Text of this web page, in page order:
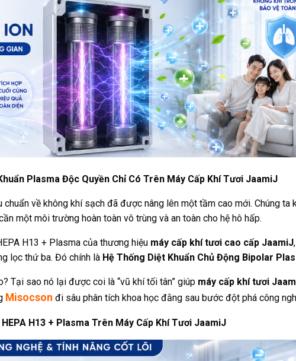
Plasma Độc Quyền Chỉ Có Trên Máy Cấp Khí Tươi JaamiJ
chuẩn về không khí sạch đã được nâng lên một tầm cao mới. Chúng ta
một môi trường hoàn toàn vô trùng và an toàn cho hệ hô hấp.
H13 + Plasma của thương hiệu máy cấp khí tươi cao cấp JaamiJ
lọc thứ ba. Đó chính là Hệ Thống Diệt Khuẩn Chủ Động Bipolar
Tại sao nó lại được coi là “vũ khí tối tân” giúp máy cấp khí tươi
Misocson đi sâu phân tích khoa học đằng sau bước đột phá công
H13 + Plasma Trên Máy Cấp Khí Tươi JaamiJ